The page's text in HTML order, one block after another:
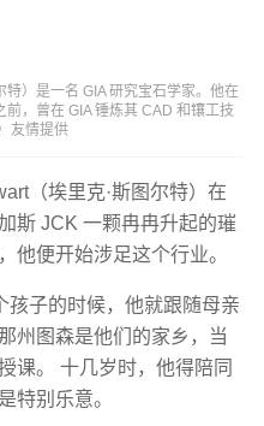
）是一名 GIA 研究宝石学家。他在
，曾在 GIA 锤炼其 CAD 和镶工技
友情提供
（埃里克·斯图尔特）在
斯 JCK 一颗冉冉升起的璀
他便开始涉足这个行业。
孩子的时候，他就跟随母亲
州图森是他们的家乡，当
课。 十几岁时，他得陪同
别乐意。